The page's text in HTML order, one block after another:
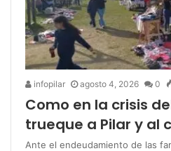
infopilar agosto 4, 2026 0
Como en la crisis
trueque a Pilar y al
Ante el endeudamiento de las